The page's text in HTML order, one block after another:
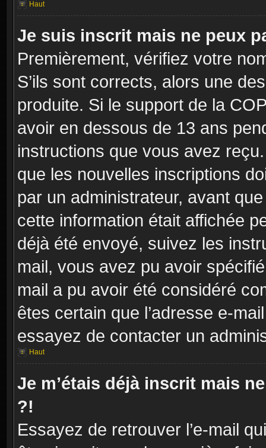
Haut
Je suis inscrit mais ne peux
Premièrement, vérifiez votre
S’ils sont corrects, alors une
produite. Si le support de la
avoir en dessous de 13 ans
instructions que vous avez
que les nouvelles inscriptions
par un administrateur, avant
cette information était affichée
déjà été envoyé, suivez les
mail, vous avez pu avoir
mail a pu avoir été considéré
êtes certain que l’adresse e-
essayez de contacter un
Haut
Je m’étais déjà inscrit mais
?!
Essayez de retrouver l’e-mail